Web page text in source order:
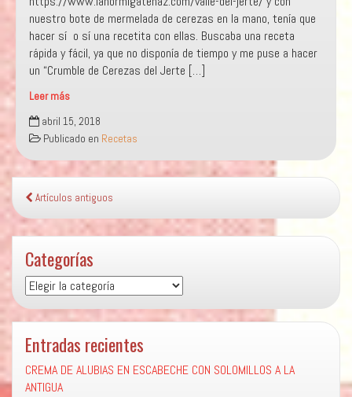
nuestro bote de mermelada de cerezas en la mano, tenía que
hacer sí o sí una recetita con ellas. Buscaba una receta
rápida y fácil, ya que no disponía de tiempo y me puse a hacer
un “Crumble de Cerezas del Jerte […]
Leer más
Crumble
de
cerezas
abril 15, 2018
Publicado en Recetas
Artículos antiguos
Categorías
Categorías
Entradas recientes
CREMA DE ALUBIAS EN ESCABECHE CON SOLOMILLOS A LA
ANTIGUA